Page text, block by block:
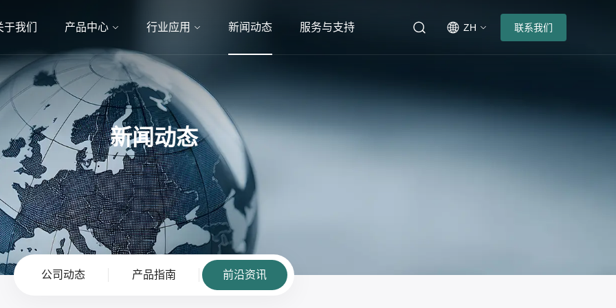
于我们 产品中心 行业应用 新闻动态 服务与支持 ZH 联系我们
新闻动态
公司动态 产品指南 前沿资讯